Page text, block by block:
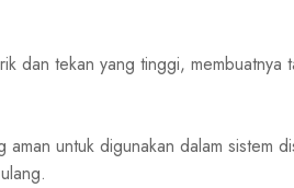
dan tekan yang tinggi, membuatnya
aman untuk digunakan dalam sistem